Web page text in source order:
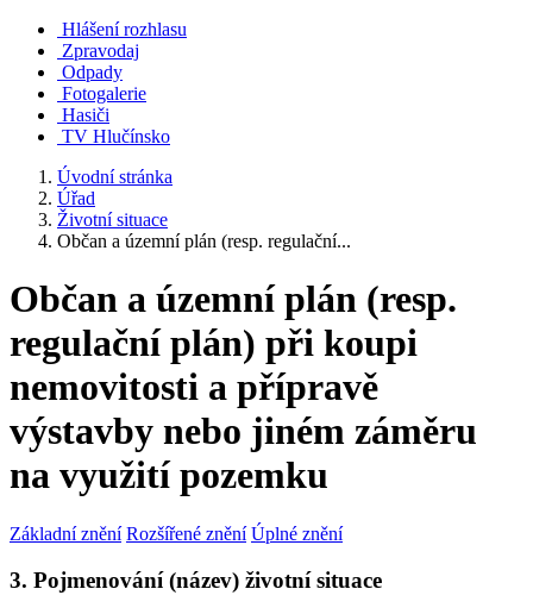
Hlášení rozhlasu
Zpravodaj
Odpady
Fotogalerie
Hasiči
TV Hlučínsko
Úvodní stránka
Úřad
Životní situace
Občan a územní plán (resp. regulační...
Občan a územní plán (resp.
regulační plán) při koupi
nemovitosti a přípravě
výstavby nebo jiném záměru
na využití pozemku
Základní znění Rozšířené znění Úplné znění
3. Pojmenování (název) životní situace